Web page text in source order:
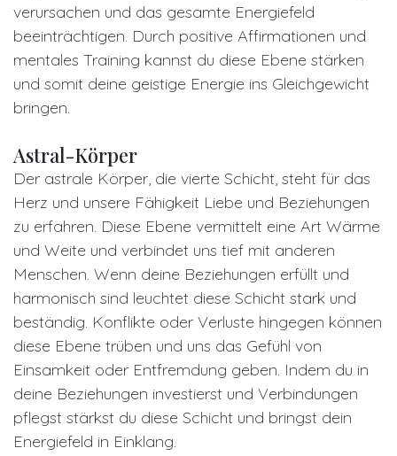
verursachen und das gesamte Energiefeld
beeinträchtigen. Durch positive Affirmationen und
mentales Training kannst du diese Ebene stärken
und somit deine geistige Energie ins Gleichgewicht
bringen.
Astral-Körper
Der astrale Körper, die vierte Schicht, steht für das
Herz und unsere Fähigkeit Liebe und Beziehungen
zu erfahren. Diese Ebene vermittelt eine Art Wärme
und Weite und verbindet uns tief mit anderen
Menschen. Wenn deine Beziehungen erfüllt und
harmonisch sind leuchtet diese Schicht stark und
beständig. Konflikte oder Verluste hingegen können
diese Ebene trüben und uns das Gefühl von
Einsamkeit oder Entfremdung geben. Indem du in
deine Beziehungen investierst und Verbindungen
pflegst stärkst du diese Schicht und bringst dein
Energiefeld in Einklang.